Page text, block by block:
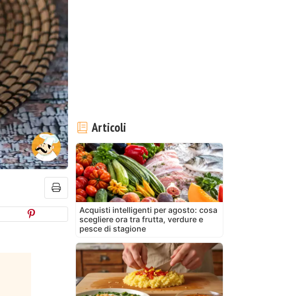
Articoli
Acquisti intelligenti per agosto: cosa
scegliere ora tra frutta, verdure e
pesce di stagione